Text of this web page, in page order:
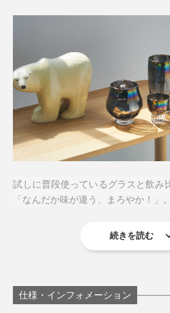
ガラス製のグラスの内側に、チタン
タン膜は半透明になっています。
試しに普段使っているグラスと飲み
「なんだか味が違う、まろやか！」。
色々なお酒を飲み比べてみましたが
“お酒をおいしくする”という金属や
多々ありますが、確実に違うのは、
続きを読む
仕様・インフォメーション